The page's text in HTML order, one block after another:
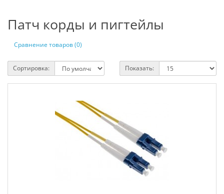
Патч корды и пигтейлы
Сравнение товаров (0)
Сортировка: Показать: